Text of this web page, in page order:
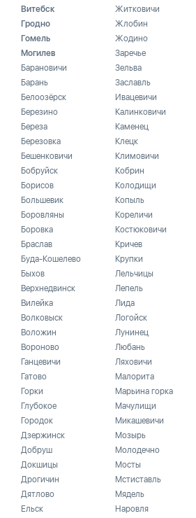
Витебск
Гродно
Гомель
Могилев
Барановичи
Барань
Белоозёрск
Березино
Береза
Березовка
Бешенковичи
Бобруйск
Борисов
Большевик
Боровляны
Боровка
Браслав
Буда-Кошелево
Быхов
Верхнедвинск
Вилейка
Волковыск
Воложин
Вороново
Ганцевичи
Гатово
Горки
Глубокое
Городок
Дзержинск
Добруш
Докшицы
Дрогичин
Дятлово
Ельск
Житковичи
Жлобин
Жодино
Заречье
Зельва
Заславль
Ивацевичи
Калинковичи
Каменец
Клецк
Климовичи
Кобрин
Колодищи
Копыль
Кореличи
Костюковичи
Кричев
Крупки
Лельчицы
Лепель
Лида
Логойск
Лунинец
Любань
Ляховичи
Малорита
Марьина горка
Мачулищи
Микашевичи
Мозырь
Молодечно
Мосты
Мстиставль
Мядель
Наровля